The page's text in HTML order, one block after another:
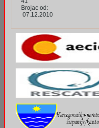
Brojac od:
07.12.2010